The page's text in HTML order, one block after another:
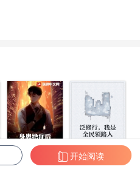
身患绝症后，
泛修行，我是
开始阅读